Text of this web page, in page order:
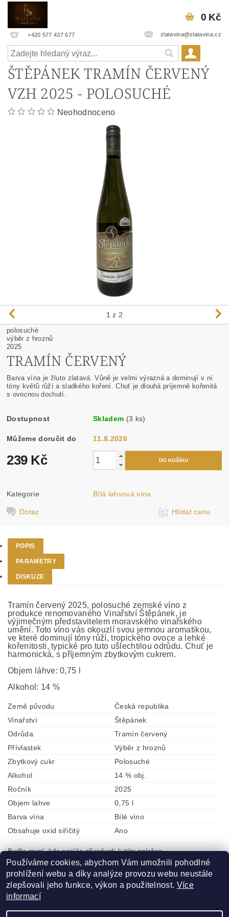
+420 577 437 677 zlatavina@zlatavina.cz
0 Kč
ŠTĚPÁNEK TRAMÍN ČERVENÝ
VZH 2025 - POLOSUCHÉ
Neohodnoceno
1 z 2
polosuché
výběr z hroznů
2025
TRAMÍN ČERVENÝ
Barva vína je žluto zlatavá. Vůně je velmi výrazná a dominují v ní
tóny květů růží a sladkého koření. Chuť je dlouhá príjemně kořenitá
s ovocnou dochutí.
Dostupnost Skladem (3 ks)
Můžeme doručit do 11.8.2026
239 Kč
Kategorie Bílá lahvová vína
Dotaz Hlídat cenu
POPIS
PARAMETRY
DISKUZE
Tramín červený 2025, polosuché zemské víno z
produkce renomovaného Vinařství Štěpánek, je
výjimečným představitelem moravského vinařského
umění. Toto víno vás okouzlí svou jemnou aromatikou,
ve které dominují tóny růží, tropického ovoce a lehké
kořenitosti, typické pro tuto ušlechtilou odrůdu. Chuť je
harmonická, s příjemným zbytkovým cukrem.
Objem láhve: 0,75 l
Alkohol: 14 %
Země původu
Česká republika
Vinařství
Štěpánek
Odrůda
Tramín červený
Přívlastek
Výběr z hroznů
Zbytkový cukr
Polosuché
Alkohol
14 % obj.
Ročník
2025
Objem lahve
0,75 l
Barva vína
Bílé víno
Obsahuje oxid siřičitý
Ano
Buďte první, kdo napíše příspěvek k této položce.
Přidat komentář
Používáme cookies, abychom Vám umožnili pohodlné
prohlížení webu a díky analýze provozu webu neustále
zlepšovali jeho funkce, výkon a použitelnost. Více
informací